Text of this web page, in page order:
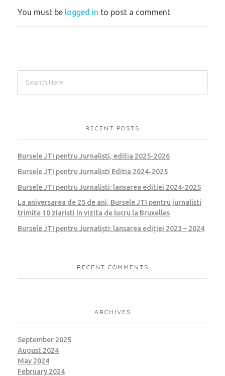
You must be logged in to post a comment
RECENT POSTS
Bursele JTI pentru Jurnalisti, editia 2025-2026
Bursele JTI pentru Jurnalisti Editia 2024-2025
Bursele JTI pentru Jurnalisti: lansarea editiei 2024-2025
La aniversarea de 25 de ani, Bursele JTI pentru jurnalisti
trimite 10 ziaristi in vizita de lucru la Bruxelles
Bursele JTI pentru Jurnaliști: lansarea ediției 2023 – 2024
RECENT COMMENTS
ARCHIVES
September 2025
August 2024
May 2024
February 2024